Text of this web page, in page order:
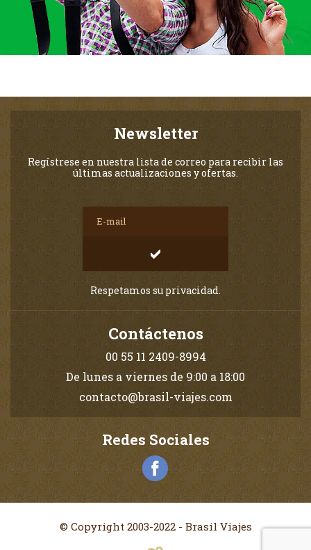
Newsletter
Regístrese en nuestra lista de correo para recibir las
últimas actualizaciones y ofertas.
Respetamos su privacidad.
Contáctenos
00 55 11 2409-8994
De lunes a viernes de 9:00 a 18:00
contacto@brasil-viajes.com
Redes Sociales
© Copyright 2003-2022 - Brasil Viajes